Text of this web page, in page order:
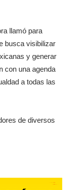
llamó para
busca visibilizar
y generar
con una agenda
a todas las
de diversos